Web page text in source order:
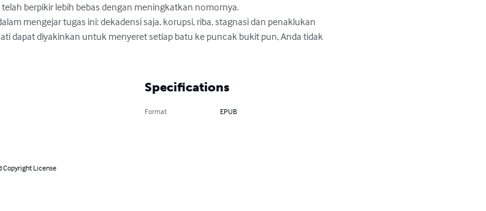
berpikir lebih bebas dengan meningkatkan nomornya.
mengejar tugas ini: dekadensi saja, korupsi, riba, stagnasi dan penaklukan
dapat diyakinkan untuk menyeret setiap batu ke puncak bukit pun, Anda tidak
Copyright License
Specifications
Format EPUB